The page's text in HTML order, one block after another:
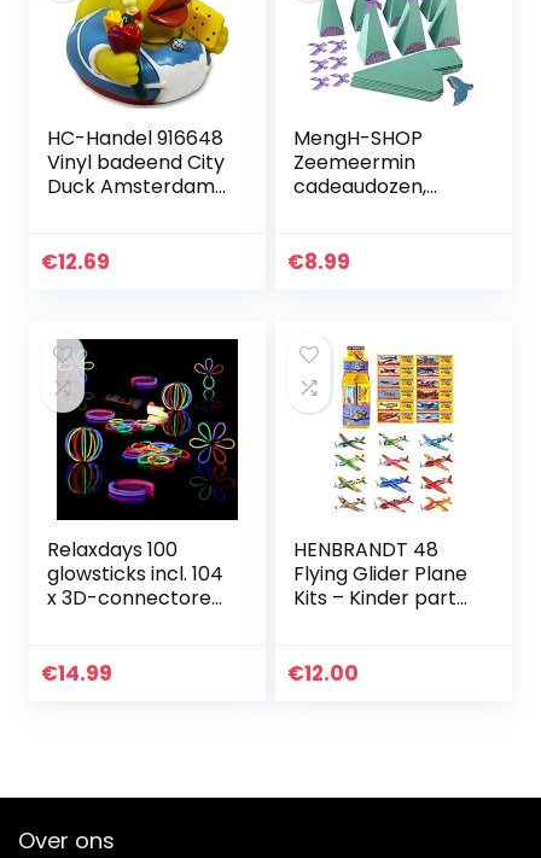
HC-Handel 916648
Vinyl badeend City
Duck Amsterdam
€12.69
MengH-SHOP
Zeemeermin
cadeaudozen,
cadeautjes,
n…
€8.99
Relaxdays 100
glowsticks incl. 104
x 3D-connectoren,
glow stick,
€14.99
HENBRANDT 48
Flying Glider Plane
Kits – Kinder party
€12.00
Over ons